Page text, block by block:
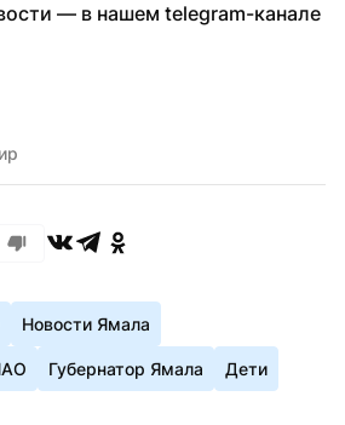
Новости Ямала
Губернатор Ямала Дети